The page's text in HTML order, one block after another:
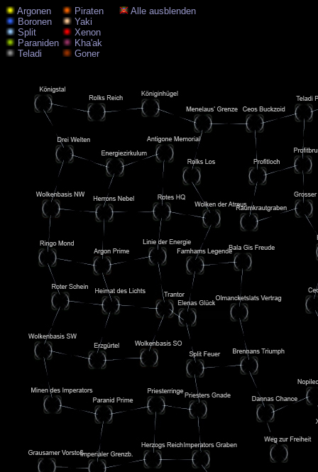
Argonen Piraten
Alle ausblenden
Boronen
Yaki
Split
Xenon
Paraniden
Kha'ak
Teladi
Goner